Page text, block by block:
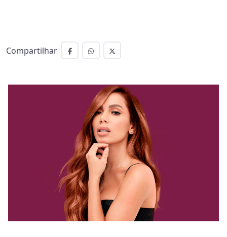
Compartilhar